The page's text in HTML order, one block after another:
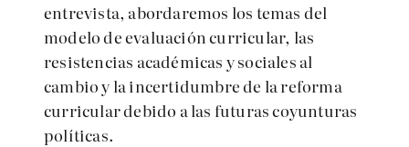
entrevista, abordaremos los temas del
modelo de evaluación curricular, las
resistencias académicas y sociales al
cambio y la incertidumbre de la reforma
curricular debido a las futuras coyunturas
políticas.